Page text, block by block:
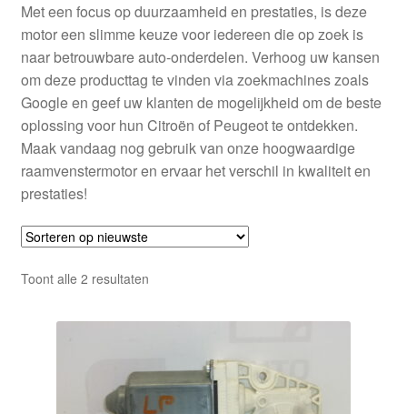
Wereldwijde verzending
Winkelwagen
Met een focus op duurzaamheid en prestaties, is deze
motor een slimme keuze voor iedereen die op zoek is
naar betrouwbare auto-onderdelen. Verhoog uw kansen
om deze producttag te vinden via zoekmachines zoals
Google en geef uw klanten de mogelijkheid om de beste
oplossing voor hun Citroën of Peugeot te ontdekken.
Maak vandaag nog gebruik van onze hoogwaardige
raamvenstermotor en ervaar het verschil in kwaliteit en
prestaties!
Toont alle 2 resultatenGesorteerd
nieuwste